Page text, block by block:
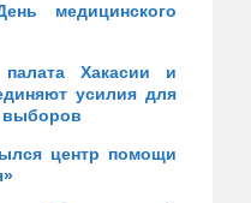
медицинского
палата Хакасии и
усилия для
выборов
центр помощи